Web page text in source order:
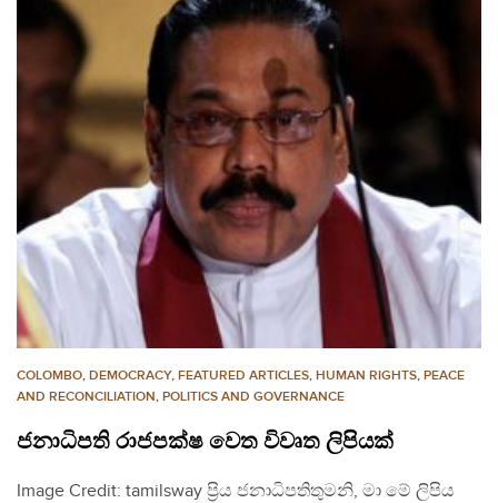
COLOMBO, DEMOCRACY, FEATURED ARTICLES, HUMAN RIGHTS, PEACE
AND RECONCILIATION, POLITICS AND GOVERNANCE
ජනාධිපති රාජපක්ෂ වෙත විවෘත ලිපියක්
Image Credit: tamilsway ප්‍රිය ජනාධිපතිතුමනි, මා මේ ලිපිය